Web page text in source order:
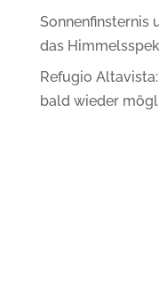
Sonnenfinsternis
das
Refugio
bald wieder